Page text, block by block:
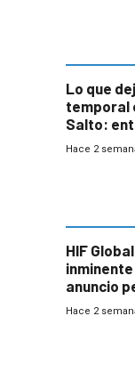
Lo que
temporal
Salto:
impacto
Hace 2
HIF
inminente
anuncio
Hace 2